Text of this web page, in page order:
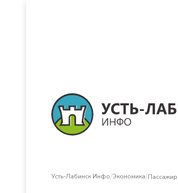
Усть-Лабинск Инфо/Экономика/